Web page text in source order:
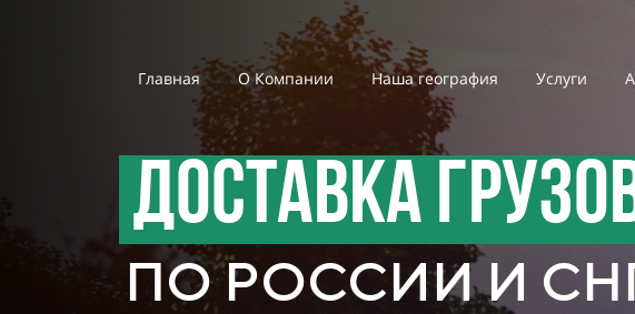
Главная О Компании Наша география Услуги
ДОСТАВКА
ПО РОССИИ И